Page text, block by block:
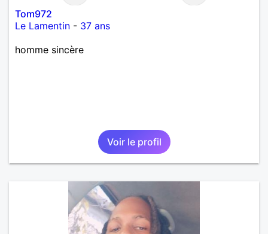
Tom972
Le Lamentin - 37 ans
homme sincère
Voir le profil